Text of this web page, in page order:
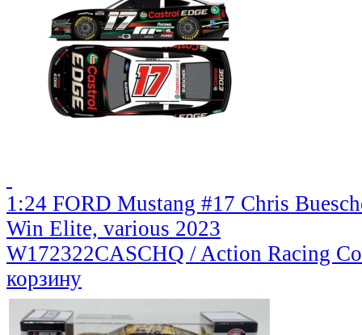
1:24 FORD Mustang #17 Chris
Win Elite, various 2023
W172322CASCHQ / Action Racing
корзину